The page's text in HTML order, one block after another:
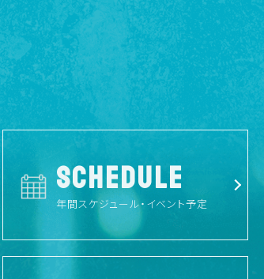
SCHEDULE
年間スケジュール・イベント予定